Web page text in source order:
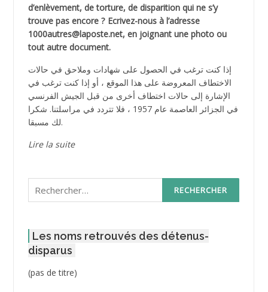
d’enlèvement, de torture, de disparition qui ne s’y
trouve pas encore ? Ecrivez-nous à l’adresse
1000autres@laposte.net, en joignant une photo ou
tout autre document.
إذا كنت ترغب في الحصول على شهادات وملاحق في حالات
الاختطاف المعروضة على هذا الموقع ، أو إذا كنت ترغب في
الإشارة إلى حالات اختطاف أخرى من قبل الجيش الفرنسي
في الجزائر العاصمة عام 1957 ، فلا تتردد في مراسلتنا. شكرا
لك مسبقا.
Lire la suite
Rechercher :
Les noms retrouvés des détenus-
disparus
(pas de titre)Post